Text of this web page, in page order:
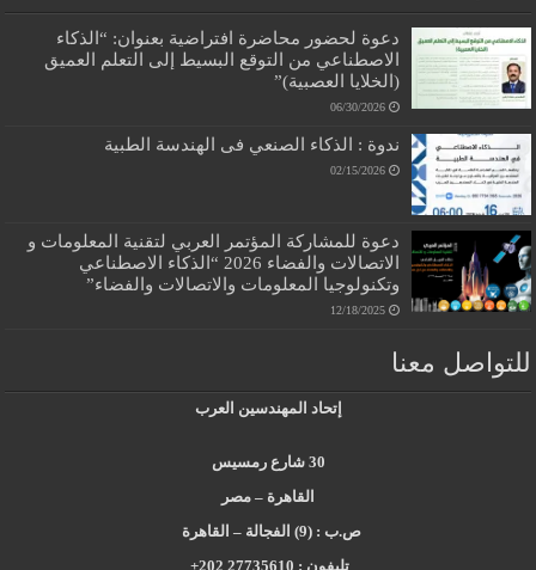
دعوة لحضور محاضرة افتراضية بعنوان: “الذكاء
الاصطناعي من التوقع البسيط إلى التعلم العميق
(الخلايا العصبية)”
06/30/2026
ندوة : الذكاء الصنعي فى الهندسة الطبية
02/15/2026
دعوة للمشاركة المؤتمر العربي لتقنية المعلومات و
الاتصالات والفضاء 2026 “الذكاء الاصطناعي
وتكنولوجيا المعلومات والاتصالات والفضاء”
12/18/2025
للتواصل معنا
إتحاد المهندسين العرب
30 شارع رمسيس
القاهرة – مصر
ص.ب : (9) الفجالة – القاهرة
تليفون : 27735610 202+